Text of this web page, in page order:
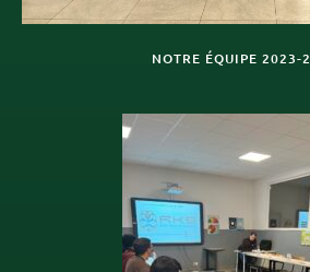
NOTRE ÉQUIPE 2023-